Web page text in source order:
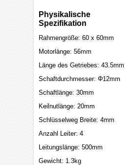
Physikalische
Spezifikation
Rahmengröße: 60 x 60mm
Motorlänge: 56mm
Länge des Getriebes: 43.5mm
Schaftdurchmesser: Φ12mm
Schaftlänge: 30mm
Keilnutlänge: 20mm
Schlüsselweg Breite: 4mm
Anzahl Leiter: 4
Leitungslänge: 500mm
Gewicht: 1.3kg